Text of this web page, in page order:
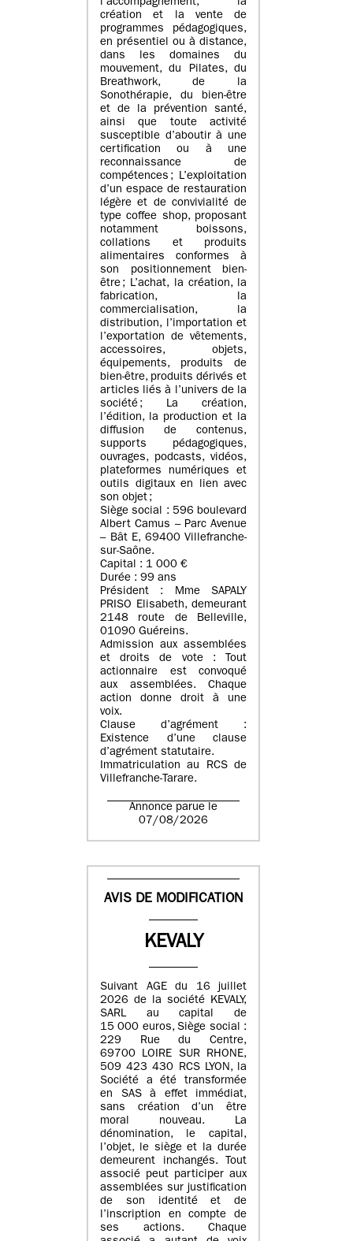
l’accompagnement, la
création et la vente de
programmes pédagogiques,
en présentiel ou à distance,
dans les domaines du
mouvement, du Pilates, du
Breathwork, de la
Sonothérapie, du bien-être
et de la prévention santé,
ainsi que toute activité
susceptible d’aboutir à une
certification ou à une
reconnaissance de
compétences ; L’exploitation
d’un espace de restauration
légère et de convivialité de
type coffee shop, proposant
notamment boissons,
collations et produits
alimentaires conformes à
son positionnement bien-
être ; L’achat, la création, la
fabrication, la
commercialisation, la
distribution, l’importation et
l’exportation de vêtements,
accessoires, objets,
équipements, produits de
bien-être, produits dérivés et
articles liés à l’univers de la
société ; La création,
l’édition, la production et la
diffusion de contenus,
supports pédagogiques,
ouvrages, podcasts, vidéos,
plateformes numériques et
outils digitaux en lien avec
son objet ;
Siège social : 596 boulevard
Albert Camus – Parc Avenue
– Bât E, 69400 Villefranche-
sur-Saône.
Capital : 1 000 €
Durée : 99 ans
Président : Mme SAPALY
PRISO Elisabeth, demeurant
2148 route de Belleville,
01090 Guéreins.
Admission aux assemblées
et droits de vote : Tout
actionnaire est convoqué
aux assemblées. Chaque
action donne droit à une
voix.
Clause d’agrément :
Existence d’une clause
d’agrément statutaire.
Immatriculation au RCS de
Villefranche-Tarare.
Annonce parue le
07/08/2026
AVIS DE MODIFICATION
KEVALY
Suivant AGE du 16 juillet
2026 de la société KEVALY,
SARL au capital de
15 000 euros, Siège social :
229 Rue du Centre,
69700 LOIRE SUR RHONE,
509 423 430 RCS LYON, la
Société a été transformée
en SAS à effet immédiat,
sans création d’un être
moral nouveau. La
dénomination, le capital,
l’objet, le siège et la durée
demeurent inchangés. Tout
associé peut participer aux
assemblées sur justification
de son identité et de
l’inscription en compte de
ses actions. Chaque